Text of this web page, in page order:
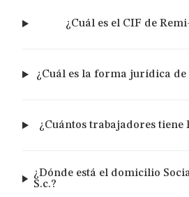
¿Cuál es el CIF de
¿Cuál es la forma jurídica de
¿Cuántos trabajadores tiene
¿Dónde está el domicilio
S.c.?